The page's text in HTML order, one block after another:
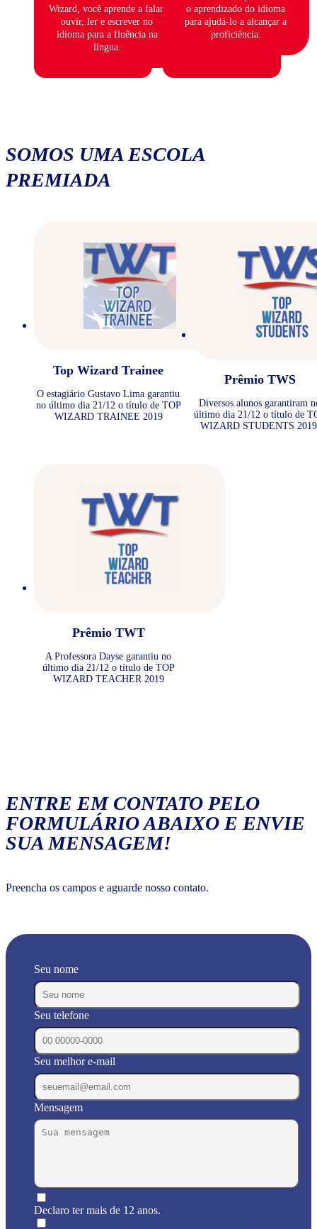
Wizard, você aprende a falar,
ouvir, ler e escrever no
idioma para a fluência na
língua.
o aprendizado do idioma
para ajudá-lo a alcançar a
proficiência.
SOMOS UMA ESCOLA
PREMIADA
Top Wizard Trainee
O estagiário Gustavo Lima garantiu
no último dia 21/12 o título de TOP
WIZARD TRAINEE 2019
Prêmio TWS
Diversos alunos garantiram
último dia 21/12 o título de
WIZARD STUDENTS
Prêmio TWT
A Professora Dayse garantiu no
último dia 21/12 o título de TOP
WIZARD TEACHER 2019
ENTRE EM CONTATO PELO
FORMULÁRIO ABAIXO E ENVIE
SUA MENSAGEM!
Preencha os campos e aguarde nosso contato.
Seu nome
Seu telefone
Seu melhor e-mail
Mensagem
Declaro ter mais de 12 anos.